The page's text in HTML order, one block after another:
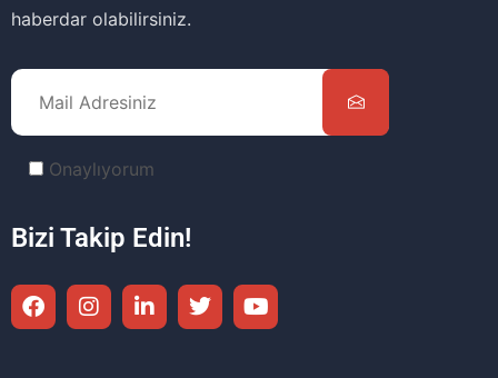
haberdar olabilirsiniz.
Onaylıyorum
Bizi Takip Edin!